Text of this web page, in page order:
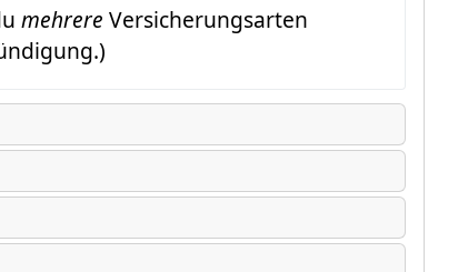
mehrere Versicherungsarten